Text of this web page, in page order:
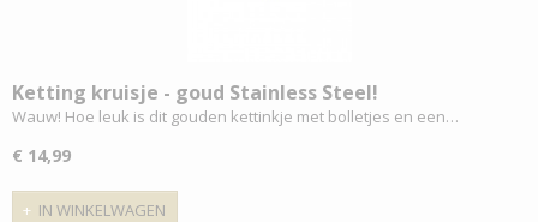
Ketting kruisje - goud Stainless Steel!
Wauw! Hoe leuk is dit gouden kettinkje met bolletjes en een…
€ 14,99
IN WINKELWAGEN